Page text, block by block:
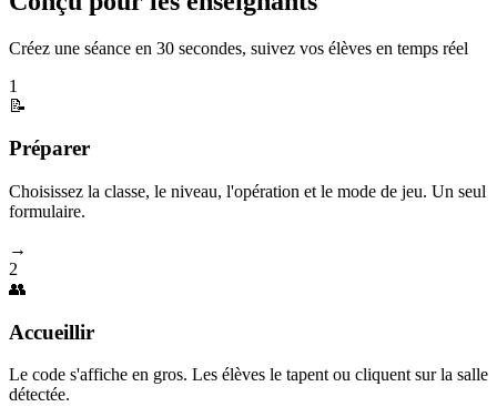
Créez une séance en 30 secondes, suivez vos élèves en temps réel
1
📝
Préparer
Choisissez la classe, le niveau, l'opération et le mode de jeu. Un seul
formulaire.
→
2
👥
Accueillir
Le code s'affiche en gros. Les élèves le tapent ou cliquent sur la salle
détectée.